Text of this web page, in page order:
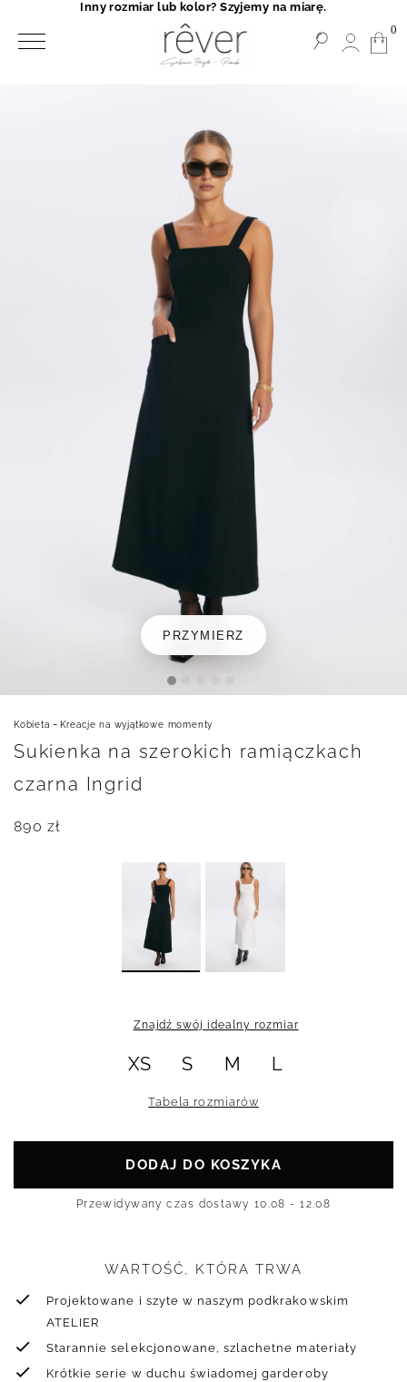
PRZYMIERZ
Kobieta - Kreacje na wyjątkowe momenty
Sukienka na szerokich ramiączkach
czarna Ingrid
890zł
XS S M L
Znajdź swój idealny rozmiar
Tabela rozmiarów
DODAJ DO KOSZYKA
Przewidywany czas dostawy 10.08 - 12.08
WARTOŚĆ, KTÓRA TRWA
Projektowane i szyte w naszym podkrakowskim
ATELIER
Starannie selekcjonowane, szlachetne materiały
Krótkie serie w duchu świadomej garderoby
0
Inny rozmiar lub kolor? Szyjemy na miarę.